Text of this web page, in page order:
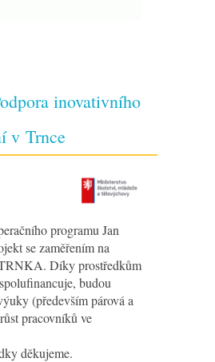
inovativního
v Trnce
programu Jan
se zaměřením na
Díky prostředkům
budou
(především párová a
pracovníků ve
děkujeme.